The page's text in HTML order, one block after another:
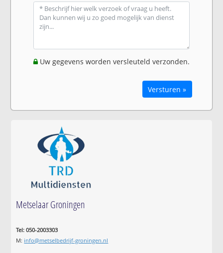
Uw gegevens worden versleuteld verzonden.
Versturen »
Metselaar Groningen
Tel: 050-2003303
M: info@metselbedrijf-groningen.nl